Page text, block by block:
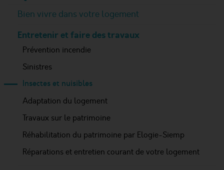
Bien vivre dans votre logement​
Entretenir et faire des travaux
Prévention incendie
Sinistres
Insectes et nuisibles
Adaptation du logement​
Travaux sur le patrimoine
Réhabilitation du patrimoine par Elogie-Siemp
Réparations et entretien​ courant de votre logement